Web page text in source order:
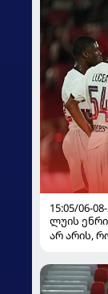
15:05/06-
ლუის
არ არის,